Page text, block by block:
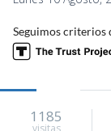
Seguimos criterios
1185
visitas